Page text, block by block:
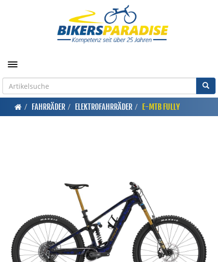
Toggle navigation
FAHRRÄDER ELEKTROFAHRRÄDER E-MTB FULLY